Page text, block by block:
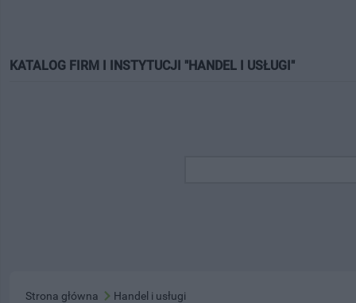
KATALOG FIRM I INSTYTUCJI "HANDEL I USŁUGI"
Strona główna Handel i usługi